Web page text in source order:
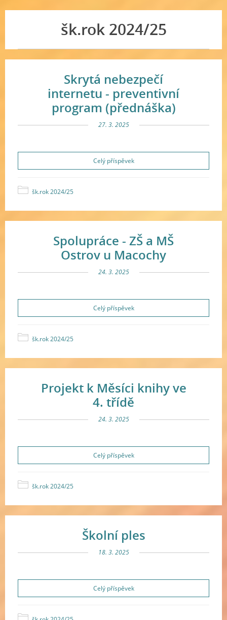
šk.rok 2024/25
Skrytá nebezpečí
internetu - preventivní
program (přednáška)
27. 3. 2025
Celý příspěvek
šk.rok 2024/25
Spolupráce - ZŠ a MŠ
Ostrov u Macochy
24. 3. 2025
Celý příspěvek
šk.rok 2024/25
Projekt k Měsíci knihy ve
4. třídě
24. 3. 2025
Celý příspěvek
šk.rok 2024/25
Školní ples
18. 3. 2025
Celý příspěvek